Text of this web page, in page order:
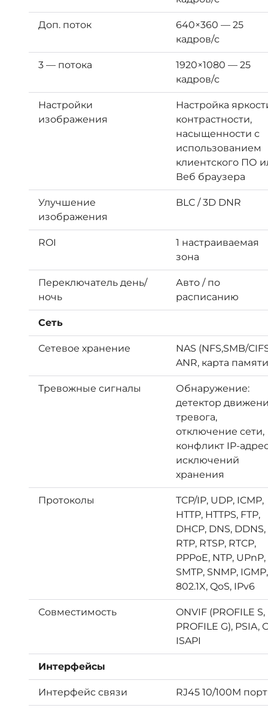
Доп. поток
640×360 — 25
кадров/с
3 — потока
1920×1080 — 25
кадров/с
Настройки
изображения
Настройка
контрастности,
насыщенности с
использованием
клиентского ПО
Веб браузера
Улучшение
изображения
BLC / 3D DNR
ROI
1 настраиваемая
зона
Переключатель день/
ночь
Авто / по
расписанию
Сеть
Сетевое хранение
NAS (NFS,SMB/
ANR, карта памяти
Тревожные сигналы
Обнаружение:
детектор
тревога,
отключение сети,
конфликт IP-
исключений
хранения
Протоколы
TCP/IP, UDP, ICMP,
HTTP, HTTPS, FTP,
DHCP, DNS, DDNS,
RTP, RTSP, RTCP,
PPPoE, NTP, UPnP,
SMTP, SNMP, IGMP,
802.1X, QoS, IPv6
Совместимость
ONVIF (PROFILE S,
PROFILE G), PSIA,
ISAPI
Интерфейсы
Интерфейс связи RJ45 10/100М порт